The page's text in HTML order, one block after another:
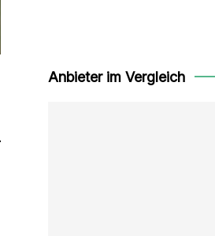
Anbieter im Vergleich